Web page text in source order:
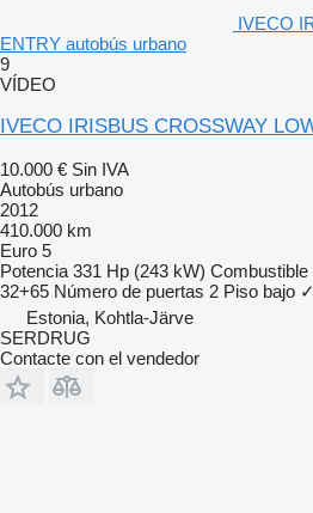
IVECO
ENTRY autobús urbano
9
VÍDEO
IVECO IRISBUS CROSSWAY
10.000 € Sin IVA
Autobús urbano
2012
410.000 km
Euro 5
Potencia 331 Hp (243 kW) Combustible
32+65 Número de puertas 2 Piso bajo ✓
Estonia, Kohtla-Järve
SERDRUG
Contacte con el vendedor